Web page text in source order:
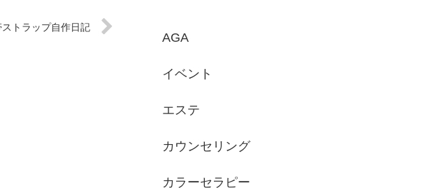
ストラップ自作日記
AGA
イベント
エステ
カウンセリング
カラーセラピー